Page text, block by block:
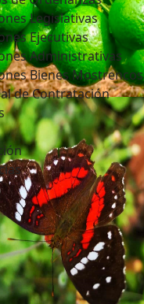
Legislativas
Ejecutivas
Administrativas
Bienes Mostrencos
de Contratación